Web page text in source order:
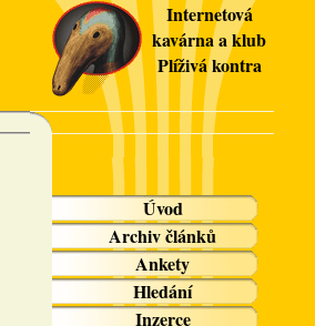
Internetová
kavárna a klub
Plíživá kontra
Úvod
Archiv článků
Ankety
Hledání
Inzerce